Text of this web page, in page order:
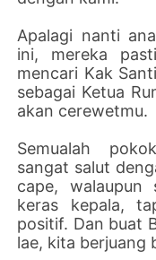
Apalagi nanti
ini, mereka
mencari Kak
sebagai Ketua
akan cerewetmu.
Semualah
sangat salut
cape, walaupun
keras kepala,
positif. Dan buat
lae, kita berjuang